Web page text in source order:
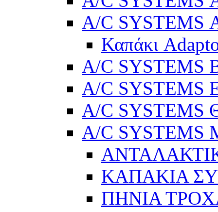
A/C SYSTEMS
Καπάκι
A/C SYSTEMS
A/C SYSTEMS
A/C SYSTEMS
A/C SYSTEMS
ΚΑΠΑΚΙΑ
ΠΗΝΙΑ